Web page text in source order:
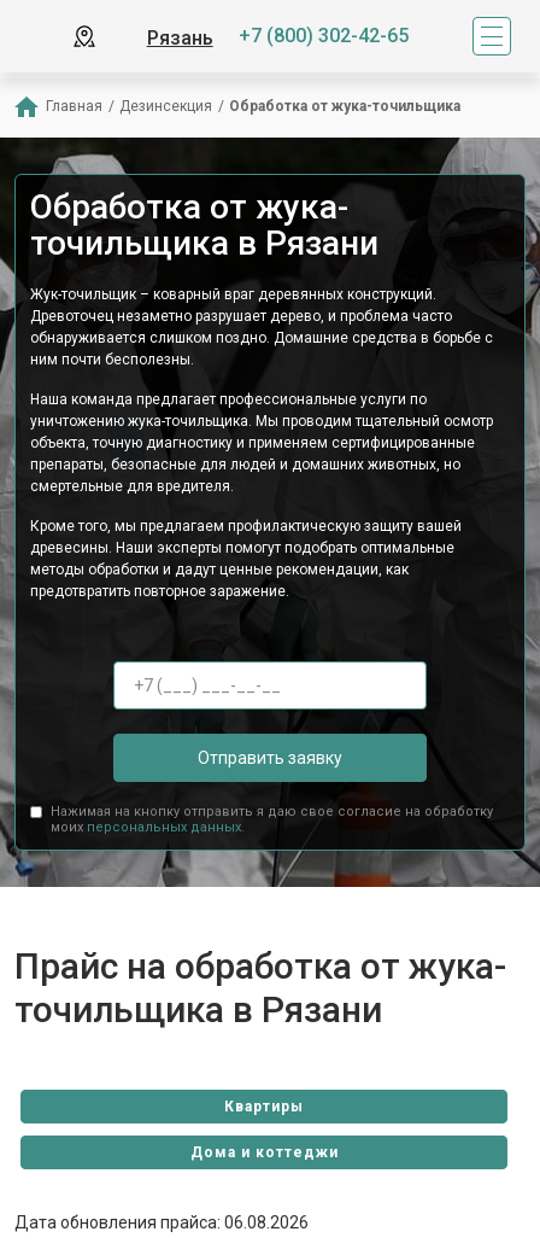
Рязань +7 (800) 302-42-65
Главная / Дезинсекция / Обработка от жука-точильщика
Обработка от жука-
точильщика в Рязани
Жук-точильщик – коварный враг деревянных конструкций.
Древоточец незаметно разрушает дерево, и проблема часто
обнаруживается слишком поздно. Домашние средства в борьбе с
ним почти бесполезны.
Наша команда предлагает профессиональные услуги по
уничтожению жука-точильщика. Мы проводим тщательный осмотр
объекта, точную диагностику и применяем сертифицированные
препараты, безопасные для людей и домашних животных, но
смертельные для вредителя.
Кроме того, мы предлагаем профилактическую защиту вашей
древесины. Наши эксперты помогут подобрать оптимальные
методы обработки и дадут ценные рекомендации, как
предотвратить повторное заражение.
Отправить заявку
Нажимая на кнопку отправить я даю свое согласие на обработку
моих персональных данных.
Прайс на обработка от жука-
точильщика в Рязани
Квартиры
Дома и коттеджи
Дата обновления прайса: 06.08.2026